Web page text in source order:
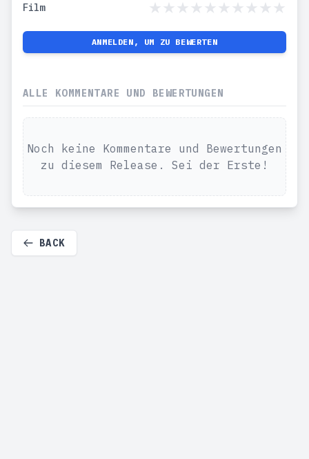
Film
ANMELDEN, UM ZU BEWERTEN
ALLE KOMMENTARE UND BEWERTUNGEN
Noch keine Kommentare und Bewertungen
zu diesem Release. Sei der Erste!
BACK